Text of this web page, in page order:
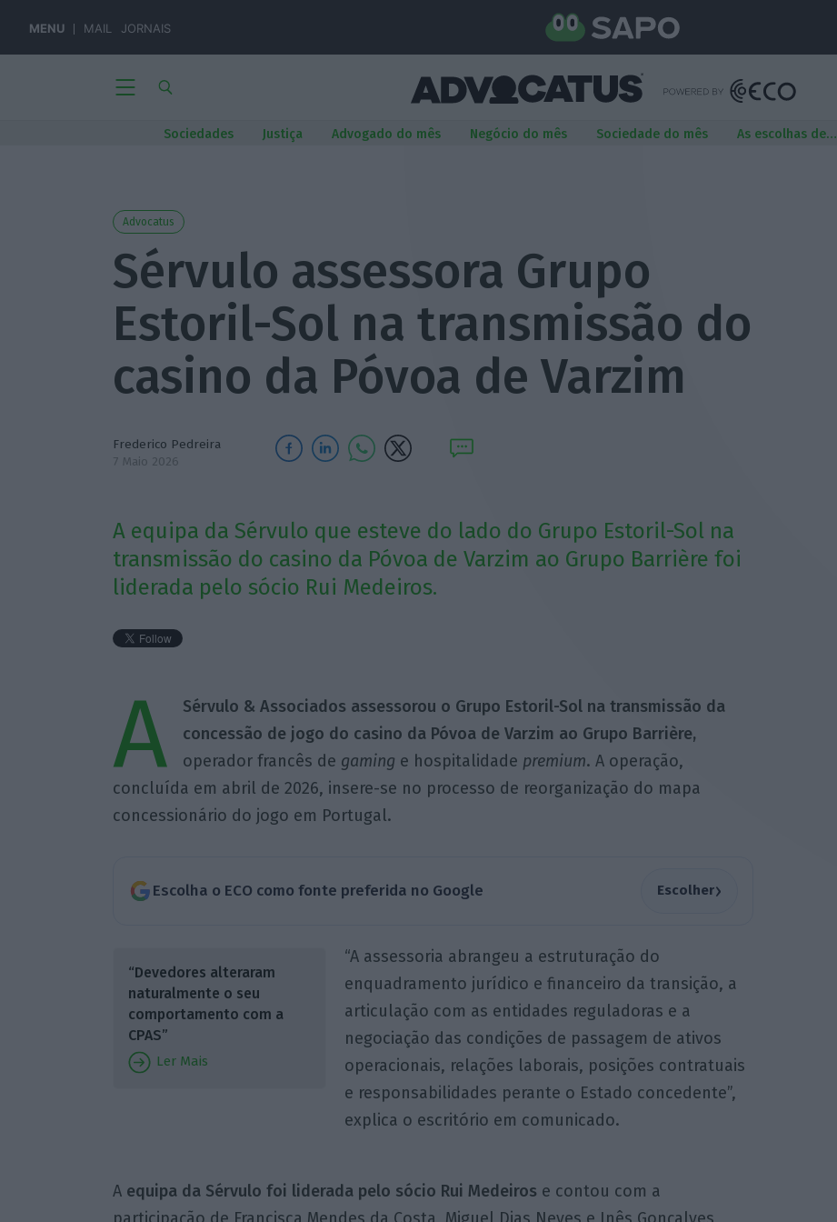
MENU MAIL JORNAIS
Sociedades Justiça Advogado do mês Negócio do mês Sociedade do mês As escolhas de…
Advocatus
Sérvulo assessora Grupo
Estoril-Sol na transmissão do
casino da Póvoa de Varzim
Frederico Pedreira
7 Maio 2026
A equipa da Sérvulo que esteve do lado do Grupo Estoril-Sol na
transmissão do casino da Póvoa de Varzim ao Grupo Barrière foi
liderada pelo sócio Rui Medeiros.
A Sérvulo & Associados assessorou o Grupo Estoril-Solna transmissão da
concessão de jogo do casino da Póvoa de Varzim ao Grupo Barrière,
operador francês de gaming e hospitalidade premium. A operação,
concluída em abril de 2026, insere-se no processo de reorganização do mapa
concessionário do jogo em Portugal.
Escolha o ECO como fonte preferida no Google Escolher›
“Devedores alteraram
naturalmente o seu
comportamento com a
CPAS”
Ler Mais
“A assessoria abrangeu a estruturação do
enquadramento jurídico e financeiro da transição, a
articulação com as entidades reguladoras e a
negociação das condições de passagem de ativos
operacionais, relações laborais, posições contratuais
e responsabilidades perante o Estado concedente”,
explica o escritório em comunicado.
Aequipa da Sérvulo foi liderada pelo sócio Rui Medeiros e contou com a